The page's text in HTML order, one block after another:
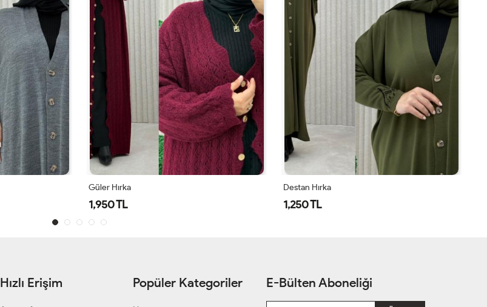
Güler Hırka
1,950 TL
Destan Hırka
1,250 TL
Hızlı Erişim Popüler Kategoriler E-Bülten Aboneliği